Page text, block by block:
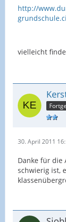
http://
vielleicht
30. April 2011
Danke für die
schwierig ist,